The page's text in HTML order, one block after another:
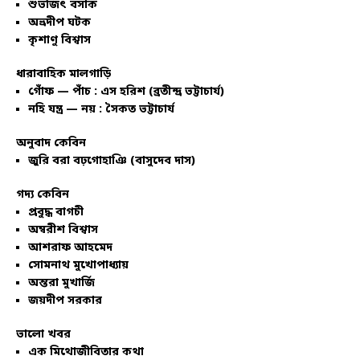
শুভজিৎ বসাক
অভ্রদীপ ঘটক
কৃশাণু বিশ্বাস
ধারাবাহিক মালগাড়ি
গোঁফ — পাঁচ : এস হরিশ (ব্রতীন্দ্র ভট্টাচার্য)
নহি যন্ত্র — নয় : সৈকত ভট্টাচার্য
অনুবাদ কেবিন
জুরি বরা বঢ়গোহাঞি (বাসুদেব দাস)
গদ্য কেবিন
প্রবুদ্ধ বাগচী
অম্বরীশ বিশ্বাস
আশরাফ আহমেদ
সোমনাথ মুখোপাধ্যায়
অন্তরা মুখার্জি
জয়দীপ সরকার
ভালো খবর
এক মিথোজীবিতার কথা